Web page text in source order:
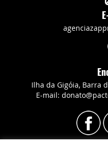
Ilha da Gigóia, Barra
E-mail: